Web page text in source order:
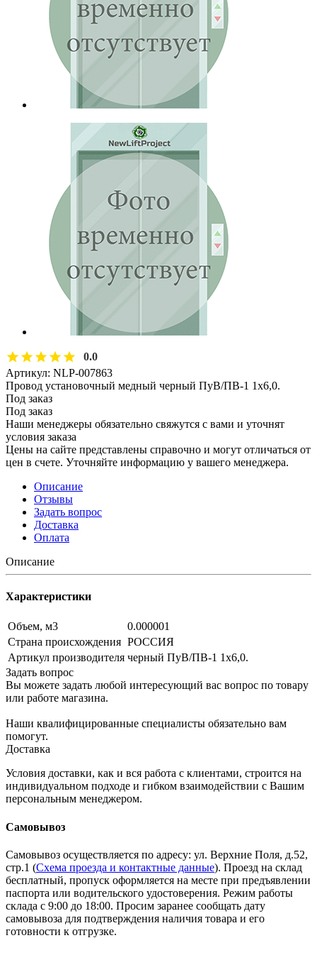
0.0
Артикул: NLP-007863
Провод установочный медный черный ПуВ/ПВ-1 1х6,0.
Под заказ
Под заказ
Наши менеджеры обязательно свяжутся с вами и уточнят
условия заказа
Цены на сайте представлены справочно и могут отличаться от
цен в счете. Уточняйте информацию у вашего менеджера.
Описание
Отзывы
Задать вопрос
Доставка
Оплата
Описание
Характеристики
Объем, м3
0.000001
Страна происхождения РОССИЯ
Артикул производителя черный ПуВ/ПВ-1 1х6,0.
Задать вопрос
Вы можете задать любой интересующий вас вопрос по товару
или работе магазина.
Наши квалифицированные специалисты обязательно вам
помогут.
Доставка
Условия доставки, как и вся работа с клиентами, строится на
индивидуальном подходе и гибком взаимодействии с Вашим
персональным менеджером.
Самовывоз
Самовывоз осуществляется по адресу: ул. Верхние Поля, д.52,
стр.1 (Схема проезда и контактные данные). Проезд на склад
бесплатный, пропуск оформляется на месте при предъявлении
паспорта или водительского удостоверения. Режим работы
склада с 9:00 до 18:00. Просим заранее сообщать дату
самовывоза для подтверждения наличия товара и его
готовности к отгрузке.